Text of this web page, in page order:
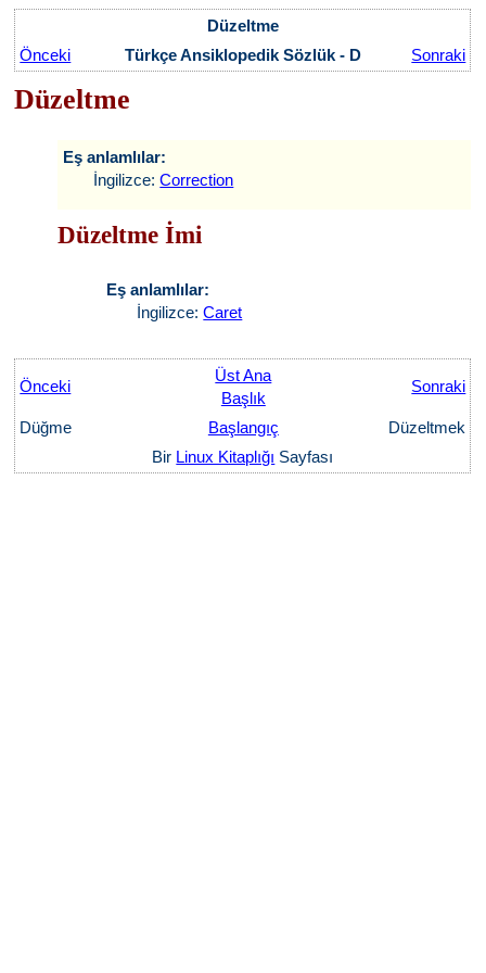
Düzeltme
Önceki
Türkçe Ansiklopedik Sözlük - D Sonraki
Düzeltme
Eş anlamlılar:
İngilizce:Correction
Düzeltme İmi
Eş anlamlılar:
İngilizce:Caret
Önceki
Üst Ana
Başlık
Sonraki
Düğme Başlangıç
Düzeltmek
Bir Linux Kitaplığı Sayfası